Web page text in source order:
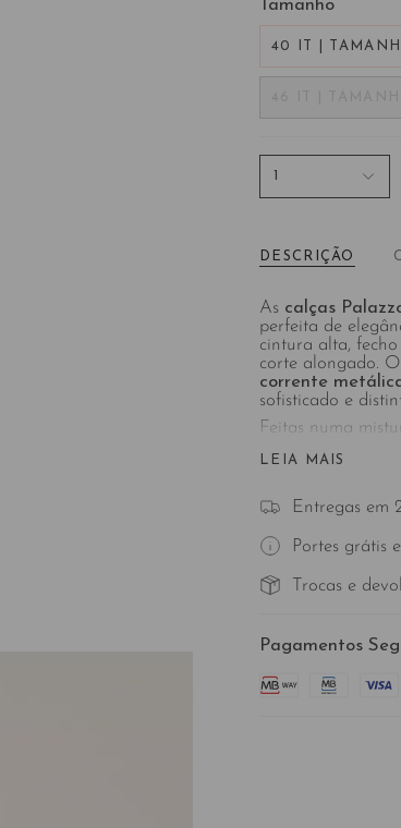
Tamanho
40 IT |
DESCRIÇÃO
As calças
perfeita de
cintura alta,
corte alongado.
corrente
sofisticado e
Feitas numa
conforto e um
LEIA MAIS
Entregas em
Portes grátis
Trocas e
Pagamentos